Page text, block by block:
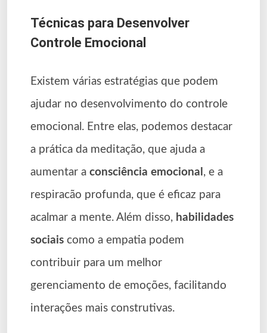
Técnicas para Desenvolver
Controle Emocional
Existem várias estratégias que podem
ajudar no desenvolvimento do controle
emocional. Entre elas, podemos destacar
a prática da meditação, que ajuda a
aumentar a consciência emocional , e a
respiracão profunda, que é eficaz para
acalmar a mente. Além disso, habilidades
sociais como a empatia podem
contribuir para um melhor
gerenciamento de emoções, facilitando
interações mais construtivas.